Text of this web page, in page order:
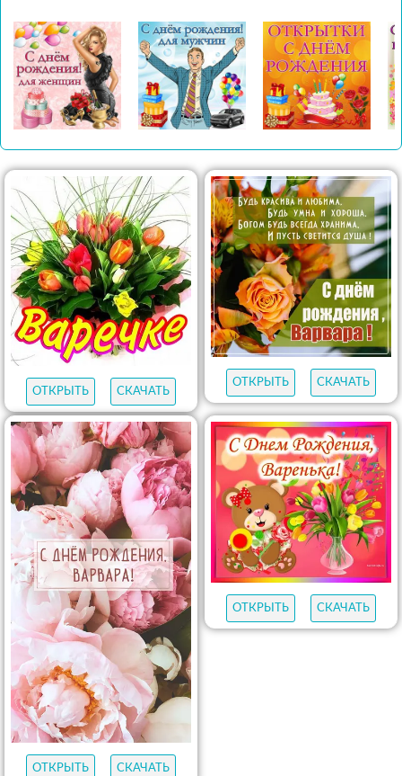
ОТКРЫТЬ СКАЧАТЬ
ОТКРЫТЬ СКАЧАТЬ
ОТКРЫТЬ СКАЧАТЬ
ОТКРЫТЬ СКАЧАТЬ